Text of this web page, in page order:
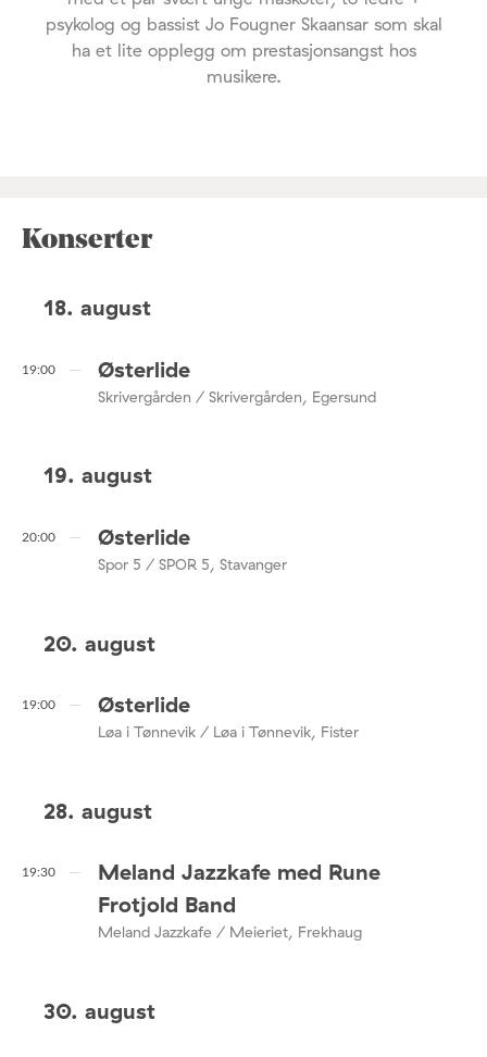
psykolog og bassist Jo Fougner Skaansar som skal
ha et lite opplegg om prestasjonsangst hos
musikere.
Konserter
18. august
19:00 Østerlide
Skrivergården / Skrivergården, Egersund
19. august
20:00 Østerlide
Spor 5 / SPOR 5, Stavanger
20. august
19:00 Østerlide
Løa i Tønnevik / Løa i Tønnevik, Fister
28. august
19:30
Meland Jazzkafe med Rune
Frotjold Band
Meland Jazzkafe / Meieriet, Frekhaug
30. august